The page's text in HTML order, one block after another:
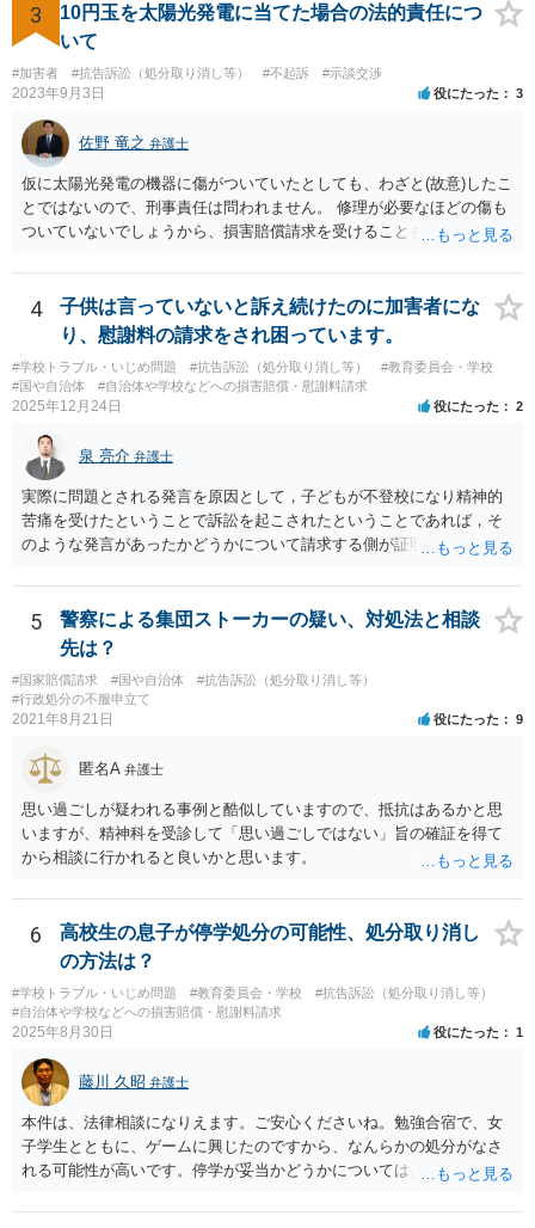
3
10円玉を太陽光発電に当てた場合の法的責任につ
いて
#加害者 #抗告訴訟（処分取り消し等） #不起訴 #示談交渉
2023年9月3日 役にたった 3
佐野 竜之 弁護士
仮に太陽光発電の機器に傷がついていたとしても、わざと(故意)したこ
とではないので、刑事責任は問われません。 修理が必要なほどの傷も
ついていないでしょうから、損害賠償請求を受けることもないと思い
4
子供は言っていないと訴え続けたのに加害者にな
り、慰謝料の請求をされ困っています。
#学校トラブル・いじめ問題 #抗告訴訟（処分取り消し等）
#教育委員会・学校
#国や自治体
#自治体や学校などへの損害賠償・慰謝料請求
2025年12月24日 役にたった 2
泉 亮介 弁護士
実際に問題とされる発言を原因として，子どもが不登校になり精神的
苦痛を受けたということで訴訟を起こされたということであれば，そ
のような発言があったかどうかについて請求する側が証明をする必要
あれば，その主張を前提に争う形となるかと思われます。
5
警察による集団ストーカーの疑い、対処法と相談
先は？
#国家賠償請求 #国や自治体
#抗告訴訟（処分取り消し等）
#行政処分の不服申立て
2021年8月21日 役にたった 9
匿名A 弁護士
思い過ごしが疑われる事例と酷似していますので、抵抗はあるかと思
いますが、精神科を受診して「思い過ごしではない」旨の確証を得て
から相談に行かれると良いかと思います。
6
高校生の息子が停学処分の可能性、処分取り消し
の方法は？
#学校トラブル・いじめ問題 #教育委員会・学校
#抗告訴訟（処分取り消し等）
#自治体や学校などへの損害賠償・慰謝料請求
2025年8月30日 役にたった 1
藤川 久昭 弁護士
本件は、法律相談になりえます。ご安心くださいね。勉強合宿で、女
子学生とともに、ゲームに興じたのですから、なんらかの処分がなさ
れる可能性が高いです。停学が妥当かどうかについては、本件は、法
は、ネットでのやりとりだけでは、正確な回答が難しい案件です。関